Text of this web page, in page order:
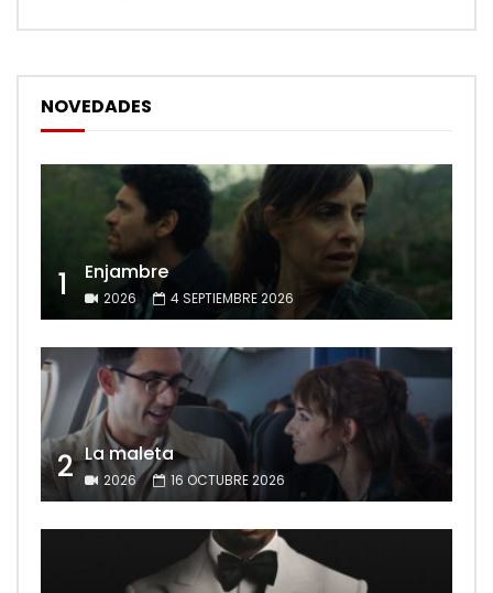
NOVEDADES
1 Enjambre
2026 4 SEPTIEMBRE 2026
2 La maleta
2026 16 OCTUBRE 2026